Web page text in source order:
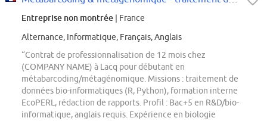
Entreprise non montrée | France
Alternance, Informatique, Français, Anglais
“Contrat de professionnalisation de 12 mois chez
(COMPANY NAME) à Lacq pour débutant en
métabarcoding/métagénomique. Missions : traitement de
données bio-informatiques (R, Python), formation interne
EcoPERL, rédaction de rapports. Profil : Bac+5 en R&D/bio-
informatique, anglais requis. Expérience en biologie